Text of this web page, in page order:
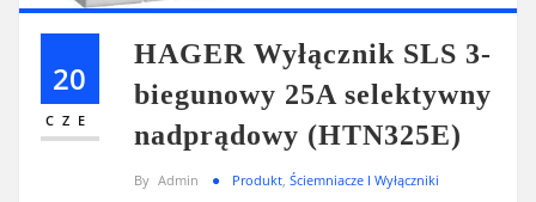
20
CZE
HAGER Wyłącznik SLS 3-
biegunowy 25A selektywny
nadprądowy (HTN325E)
By Admin Produkt, Ściemniacze I Wyłączniki